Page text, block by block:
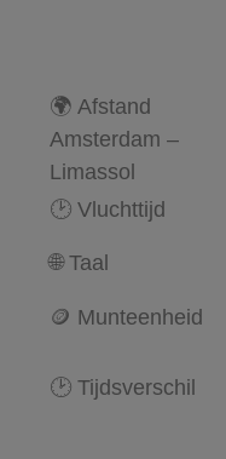
🌍 Afstand
Amsterdam –
Limassol
🕑 Vluchttijd
🌐Taal
🪙 Munteenheid
🕑 Tijdsverschil